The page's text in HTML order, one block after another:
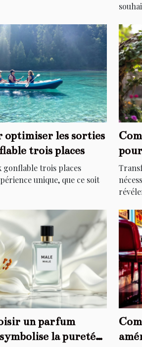
optimiser les sorties
trois places
gonflable trois places
unique, que ce soit
un parfum
la pureté